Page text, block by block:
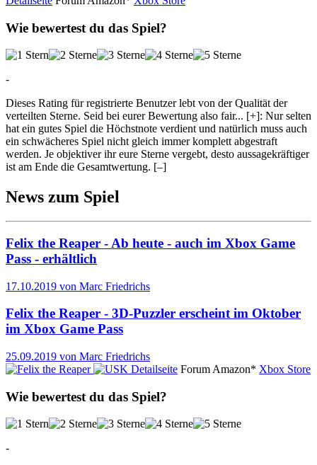
Wie bewertest du das Spiel?
-
Dieses Rating für registrierte Benutzer lebt von der Qualität der
verteilten Sterne. Seid bei eurer Bewertung also fair... [+]: Nur selten
hat ein gutes Spiel die Höchstnote verdient und natürlich muss auch
ein schwächeres Spiel nicht gleich immer komplett abgestraft
werden. Je objektiver ihr eure Sterne vergebt, desto aussagekräftiger
ist am Ende die Gesamtwertung. [–]
News zum Spiel
Felix the Reaper - Ab heute - auch im Xbox Game
Pass - erhältlich
17.10.2019 von Marc Friedrichs
Felix the Reaper - 3D-Puzzler erscheint im Oktober
im Xbox Game Pass
25.09.2019 von Marc Friedrichs
Detailseite Forum Amazon* Xbox Store
Wie bewertest du das Spiel?
-